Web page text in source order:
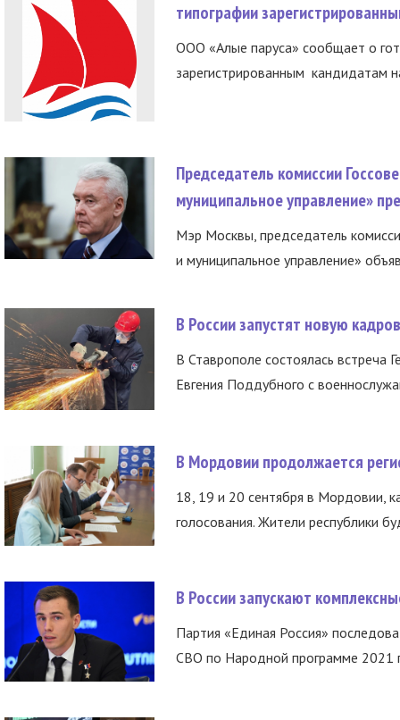
типографии
ООО «Алые паруса» сообщает о
зарегистрированным кандидатам
Председатель комиссии
муниципальное управление»
Мэр Москвы, председатель
и муниципальное управление»
В России запустят новую
В Ставрополе состоялась встреча
Евгения Поддубного с
В Мордовии продолжается
18, 19 и 20 сентября в Мордовии,
голосования. Жители республики
В России запускают
Партия «Единая Россия»
СВО по Народной программе 2021